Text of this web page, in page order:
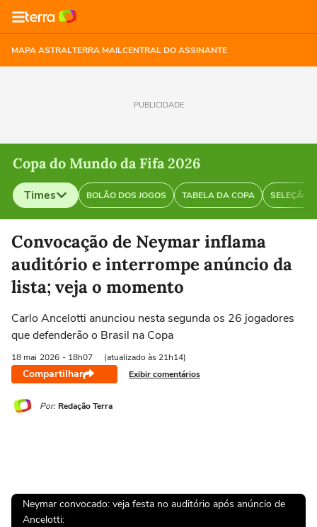
MAPA ASTRALTERRA MAILCENTRAL DO ASSINANTE
PUBLICIDADE
Copa do Mundo da Fifa 2026
Times BOLÃO DOS JOGOS TABELA DA COPA SELEÇÃO
Selecione o time para ver as notícias
Convocação de Neymar inflama
auditório e interrompe anúncio da
lista; veja o momento
Carlo Ancelotti anunciou nesta segunda os 26 jogadores
que defenderão o Brasil na Copa
18 mai 2026 - 18h07 (atualizado às 21h14)
Compartilhar Exibir comentários
Por: Redação Terra
Neymar convocado: veja festa no auditório após anúncio de
Ancelotti: